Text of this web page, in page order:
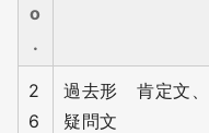
o
.
2
6
過去形 肯定文、
疑問文